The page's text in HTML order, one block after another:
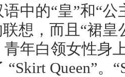
语中的“皇”和“公
联想，而且“裙皇
年白领女性身
“Skirt Queen”。